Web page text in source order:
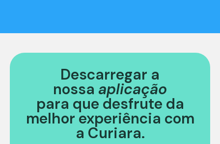
Descarregar a
nossa aplicação
para que desfrute da
melhor experiência com
a Curiara.